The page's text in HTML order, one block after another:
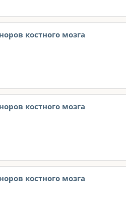
костного мозга
костного мозга
костного мозга